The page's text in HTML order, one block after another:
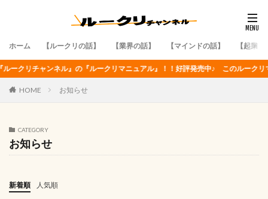
ホーム 【ルークリの話】 【業界の話】 【マインドの話】 【起業
ルークリマニュアル』！！好評発売中♪ このルークリマニュアルの購入方法と
HOME お知らせ
CATEGORY
お知らせ
新着順 人気順